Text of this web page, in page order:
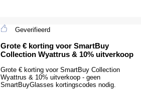
Geverifieerd
Grote € korting voor SmartBuy
Collection Wyattrus & 10% uitverkoop
Grote € korting voor SmartBuy Collection
Wyattrus & 10% uitverkoop - geen
SmartBuyGlasses kortingscodes nodig.